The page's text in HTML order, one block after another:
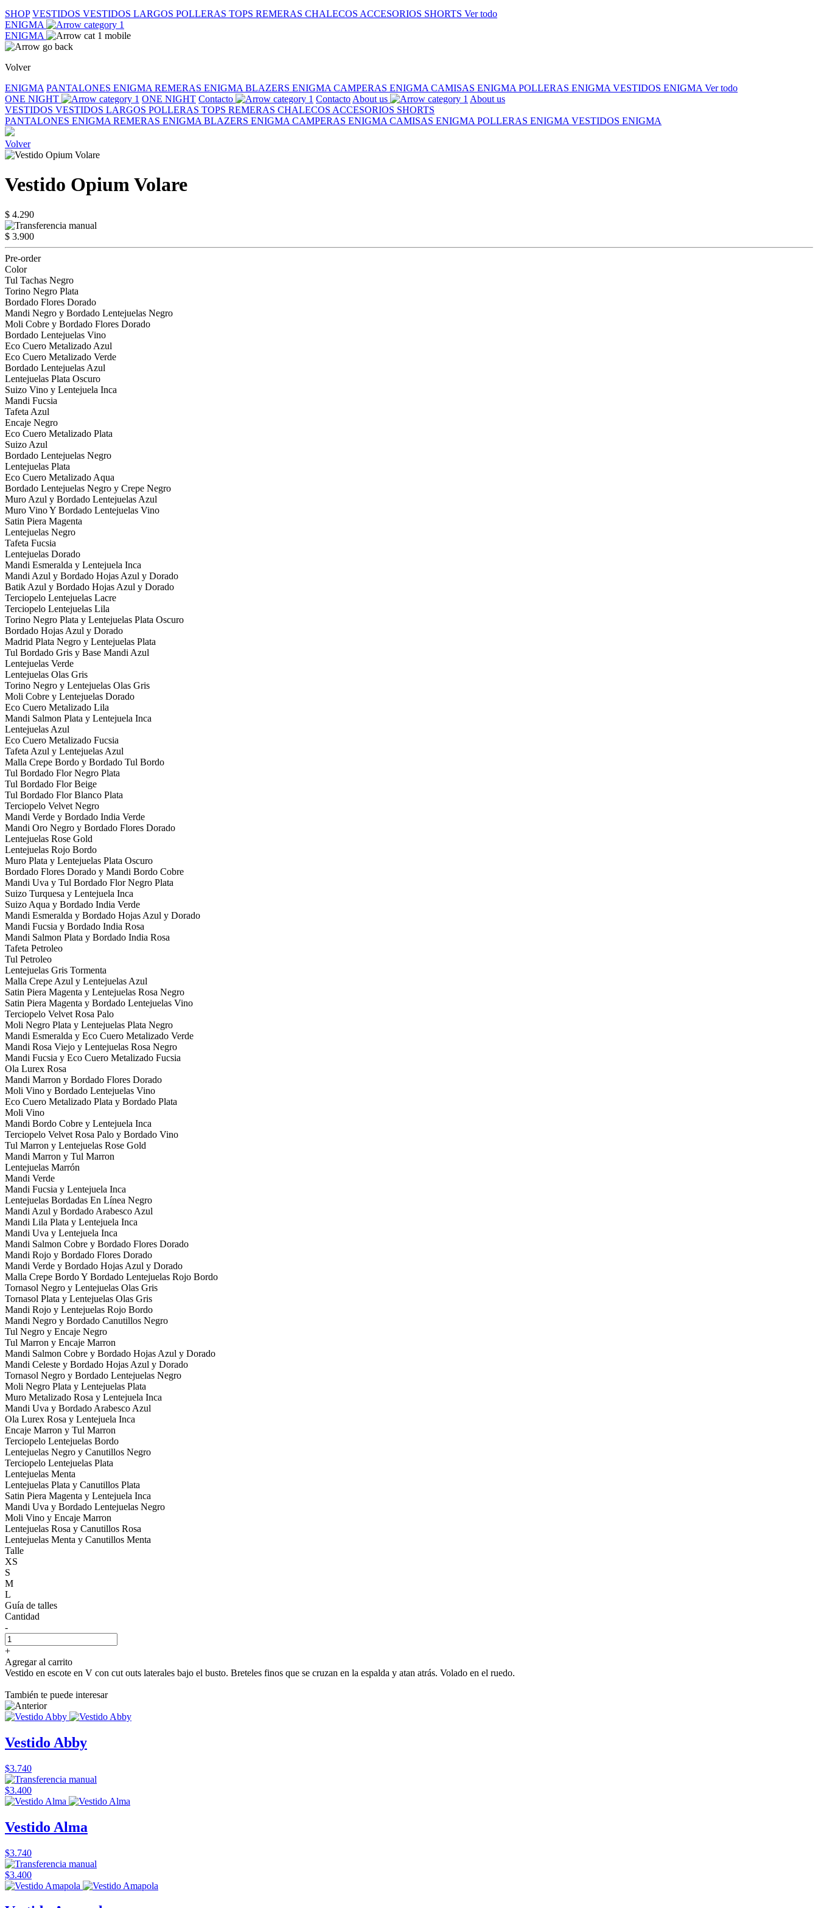
SHOP VESTIDOS VESTIDOS LARGOS POLLERAS TOPS REMERAS CHALECOS ACCESORIOS SHORTS Ver todo
ENIGMA
ENIGMA
Volver
ENIGMA PANTALONES ENIGMA REMERAS ENIGMA BLAZERS ENIGMA CAMPERAS ENIGMA CAMISAS ENIGMA POLLERAS ENIGMA VESTIDOS ENIGMA Ver todo
ONE NIGHT
ONE NIGHT Contacto Contacto About us
About us
VESTIDOS VESTIDOS LARGOS POLLERAS TOPS REMERAS CHALECOS ACCESORIOS SHORTS
PANTALONES ENIGMA REMERAS ENIGMA BLAZERS ENIGMA CAMPERAS ENIGMA CAMISAS ENIGMA POLLERAS ENIGMA VESTIDOS ENIGMA
Volver
Vestido Opium Volare
$ 4.290
$ 3.900
Pre-order
Color
Tul Tachas Negro
Torino Negro Plata
Bordado Flores Dorado
Mandi Negro y Bordado Lentejuelas Negro
Moli Cobre y Bordado Flores Dorado
Bordado Lentejuelas Vino
Eco Cuero Metalizado Azul
Eco Cuero Metalizado Verde
Bordado Lentejuelas Azul
Lentejuelas Plata Oscuro
Suizo Vino y Lentejuela Inca
Mandi Fucsia
Tafeta Azul
Encaje Negro
Eco Cuero Metalizado Plata
Suizo Azul
Bordado Lentejuelas Negro
Lentejuelas Plata
Eco Cuero Metalizado Aqua
Bordado Lentejuelas Negro y Crepe Negro
Muro Azul y Bordado Lentejuelas Azul
Muro Vino Y Bordado Lentejuelas Vino
Satin Piera Magenta
Lentejuelas Negro
Tafeta Fucsia
Lentejuelas Dorado
Mandi Esmeralda y Lentejuela Inca
Mandi Azul y Bordado Hojas Azul y Dorado
Batik Azul y Bordado Hojas Azul y Dorado
Terciopelo Lentejuelas Lacre
Terciopelo Lentejuelas Lila
Torino Negro Plata y Lentejuelas Plata Oscuro
Bordado Hojas Azul y Dorado
Madrid Plata Negro y Lentejuelas Plata
Tul Bordado Gris y Base Mandi Azul
Lentejuelas Verde
Lentejuelas Olas Gris
Torino Negro y Lentejuelas Olas Gris
Moli Cobre y Lentejuelas Dorado
Eco Cuero Metalizado Lila
Mandi Salmon Plata y Lentejuela Inca
Lentejuelas Azul
Eco Cuero Metalizado Fucsia
Tafeta Azul y Lentejuelas Azul
Malla Crepe Bordo y Bordado Tul Bordo
Tul Bordado Flor Negro Plata
Tul Bordado Flor Beige
Tul Bordado Flor Blanco Plata
Terciopelo Velvet Negro
Mandi Verde y Bordado India Verde
Mandi Oro Negro y Bordado Flores Dorado
Lentejuelas Rose Gold
Lentejuelas Rojo Bordo
Muro Plata y Lentejuelas Plata Oscuro
Bordado Flores Dorado y Mandi Bordo Cobre
Mandi Uva y Tul Bordado Flor Negro Plata
Suizo Turquesa y Lentejuela Inca
Suizo Aqua y Bordado India Verde
Mandi Esmeralda y Bordado Hojas Azul y Dorado
Mandi Fucsia y Bordado India Rosa
Mandi Salmon Plata y Bordado India Rosa
Tafeta Petroleo
Tul Petroleo
Lentejuelas Gris Tormenta
Malla Crepe Azul y Lentejuelas Azul
Satin Piera Magenta y Lentejuelas Rosa Negro
Satin Piera Magenta y Bordado Lentejuelas Vino
Terciopelo Velvet Rosa Palo
Moli Negro Plata y Lentejuelas Plata Negro
Mandi Esmeralda y Eco Cuero Metalizado Verde
Mandi Rosa Viejo y Lentejuelas Rosa Negro
Mandi Fucsia y Eco Cuero Metalizado Fucsia
Ola Lurex Rosa
Mandi Marron y Bordado Flores Dorado
Moli Vino y Bordado Lentejuelas Vino
Eco Cuero Metalizado Plata y Bordado Plata
Moli Vino
Mandi Bordo Cobre y Lentejuela Inca
Terciopelo Velvet Rosa Palo y Bordado Vino
Tul Marron y Lentejuelas Rose Gold
Mandi Marron y Tul Marron
Lentejuelas Marrón
Mandi Verde
Mandi Fucsia y Lentejuela Inca
Lentejuelas Bordadas En Línea Negro
Mandi Azul y Bordado Arabesco Azul
Mandi Lila Plata y Lentejuela Inca
Mandi Uva y Lentejuela Inca
Mandi Salmon Cobre y Bordado Flores Dorado
Mandi Rojo y Bordado Flores Dorado
Mandi Verde y Bordado Hojas Azul y Dorado
Malla Crepe Bordo Y Bordado Lentejuelas Rojo Bordo
Tornasol Negro y Lentejuelas Olas Gris
Tornasol Plata y Lentejuelas Olas Gris
Mandi Rojo y Lentejuelas Rojo Bordo
Mandi Negro y Bordado Canutillos Negro
Tul Negro y Encaje Negro
Tul Marron y Encaje Marron
Mandi Salmon Cobre y Bordado Hojas Azul y Dorado
Mandi Celeste y Bordado Hojas Azul y Dorado
Tornasol Negro y Bordado Lentejuelas Negro
Moli Negro Plata y Lentejuelas Plata
Muro Metalizado Rosa y Lentejuela Inca
Mandi Uva y Bordado Arabesco Azul
Ola Lurex Rosa y Lentejuela Inca
Encaje Marron y Tul Marron
Terciopelo Lentejuelas Bordo
Lentejuelas Negro y Canutillos Negro
Terciopelo Lentejuelas Plata
Lentejuelas Menta
Lentejuelas Plata y Canutillos Plata
Satin Piera Magenta y Lentejuela Inca
Mandi Uva y Bordado Lentejuelas Negro
Moli Vino y Encaje Marron
Lentejuelas Rosa y Canutillos Rosa
Lentejuelas Menta y Canutillos Menta
Talle
XS
S
M
L
Guía de talles
Cantidad
-
+
Agregar al carrito
Vestido en escote en V con cut outs laterales bajo el busto. Breteles finos que se cruzan en la espalda y atan atrás. Volado en el ruedo.
También te puede interesar
Vestido Abby
$3.740
$3.400
Vestido Alma
$3.740
$3.400